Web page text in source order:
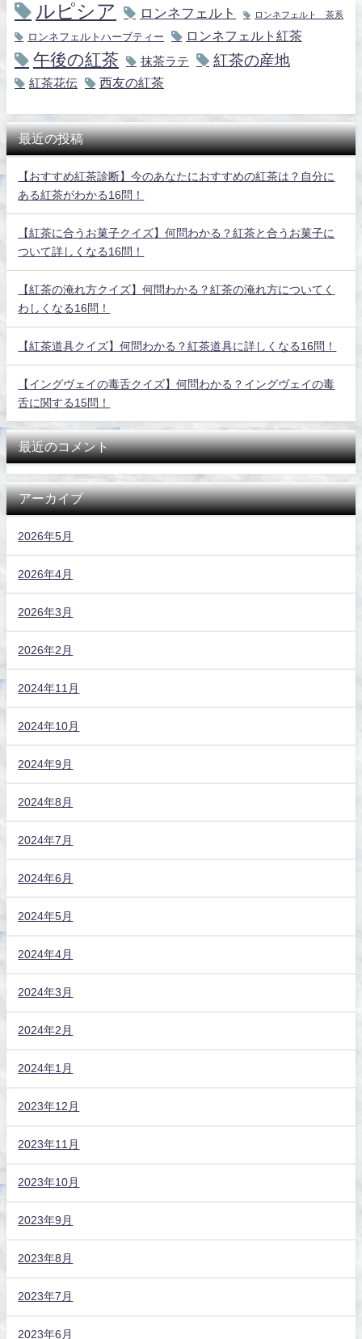
ルピシア ロンネフェルト ロンネフェルト 茶系
ロンネフェルトハーブティー ロンネフェルト紅茶
午後の紅茶 抹茶ラテ 紅茶の産地
紅茶花伝 西友の紅茶
最近の投稿
【おすすめ紅茶診断】今のあなたにおすすめの紅茶は？自分に
ある紅茶がわかる16問！
【紅茶に合うお菓子クイズ】何問わかる？紅茶と合うお菓子に
ついて詳しくなる16問！
【紅茶の淹れ方クイズ】何問わかる？紅茶の淹れ方についてく
わしくなる16問！
【紅茶道具クイズ】何問わかる？紅茶道具に詳しくなる16問！
【イングヴェイの毒舌クイズ】何問わかる？イングヴェイの毒
舌に関する15問！
最近のコメント
アーカイブ
2026年5月
2026年4月
2026年3月
2026年2月
2024年11月
2024年10月
2024年9月
2024年8月
2024年7月
2024年6月
2024年5月
2024年4月
2024年3月
2024年2月
2024年1月
2023年12月
2023年11月
2023年10月
2023年9月
2023年8月
2023年7月
2023年6月